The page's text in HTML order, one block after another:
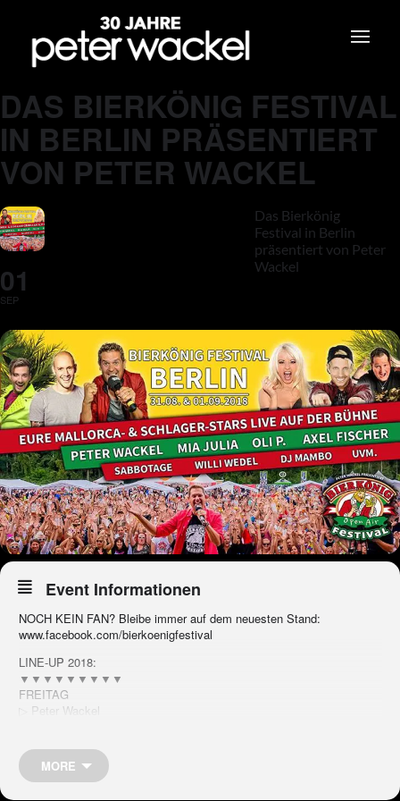
DAS BIERKÖNIG FESTIVAL
IN BERLIN PRÄSENTIERT
VON PETER WACKEL
01
SEP
Das Bierkönig
Festival in Berlin
präsentiert von Peter
Wackel
Event Informationen
NOCH KEIN FAN? Bleibe immer auf dem neuesten Stand:
www.facebook.com/bierkoenigfestival
LINE-UP 2018:
▼▼▼▼▼▼▼▼▼
FREITAG
▷ Peter Wackel
Weitere Künstler folgen noch…
SAMSTAG
MORE